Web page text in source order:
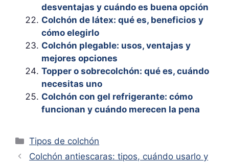
desventajas y cuándo es buena opción
Colchón de látex: qué es, beneficios y
cómo elegirlo
Colchón plegable: usos, ventajas y
mejores opciones
Topper o sobrecolchón: qué es, cuándo
necesitas uno
Colchón con gel refrigerante: cómo
funcionan y cuándo merecen la pena
Categorías
Tipos de colchón
Colchón antiescaras: tipos, cuándo usarlo y